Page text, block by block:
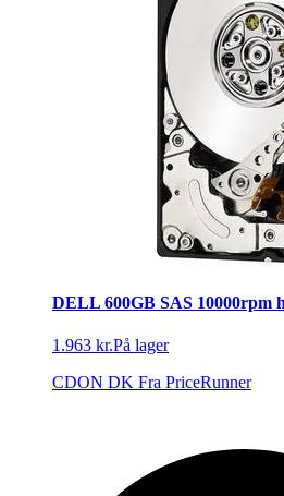
DELL 600GB SAS 10000rpm
1.963 kr.På lager
CDON DK Fra PriceRunner